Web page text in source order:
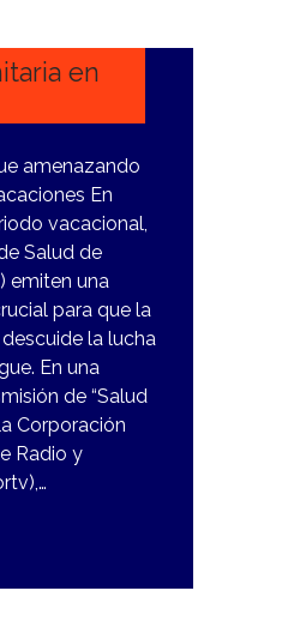
en
amenazando
En
vacacional,
Salud de
emiten una
para que la
la lucha
En una
de “Salud
Corporación
Radio y